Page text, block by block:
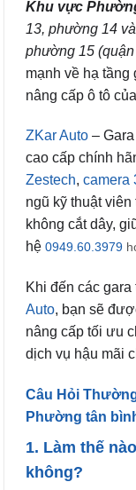
Khu vực
13, phường 14
phường 15
mạnh về hạ tầng
nâng cấp ô tô
ZKar Auto –
cao cấp chính
Zestech, camera
ngũ kỹ thuật
không cắt dây,
hệ 0949.60.3979
Khi đến các
Auto, bạn sẽ
nâng cấp tối ưu
dịch vụ hậu mãi
Câu Hỏi
Phường tân
1. Làm thế
không?